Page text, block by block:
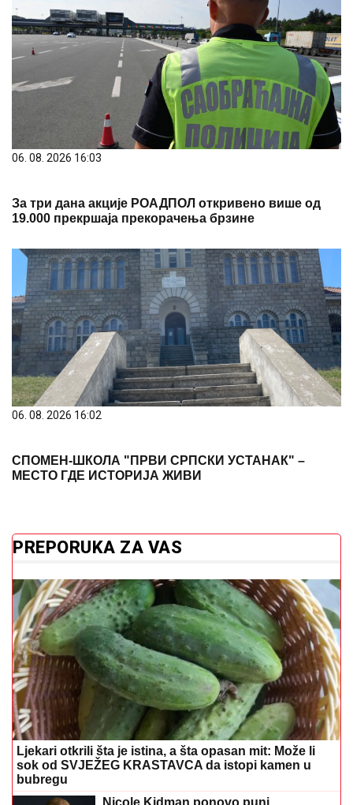
06. 08. 2026 16:03
За три дана акције РОАДПОЛ откривено више од
19.000 прекршаја прекорачења брзине
06. 08. 2026 16:02
СПОМЕН-ШКОЛА "ПРВИ СРПСКИ УСТАНАК" –
МЕСТО ГДЕ ИСТОРИЈА ЖИВИ
PREPORUKA ZA VAS
Ljekari otkrili šta je istina, a šta opasan mit: Može li
sok od SVJEŽEG KRASTAVCA da istopi kamen u
bubregu
Nicole Kidman ponovo puni